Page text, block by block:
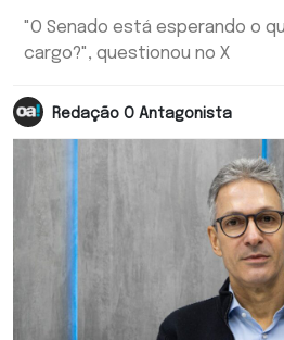
"O Senado está esperando o
cargo?", questionou no X
Redação O Antagonista